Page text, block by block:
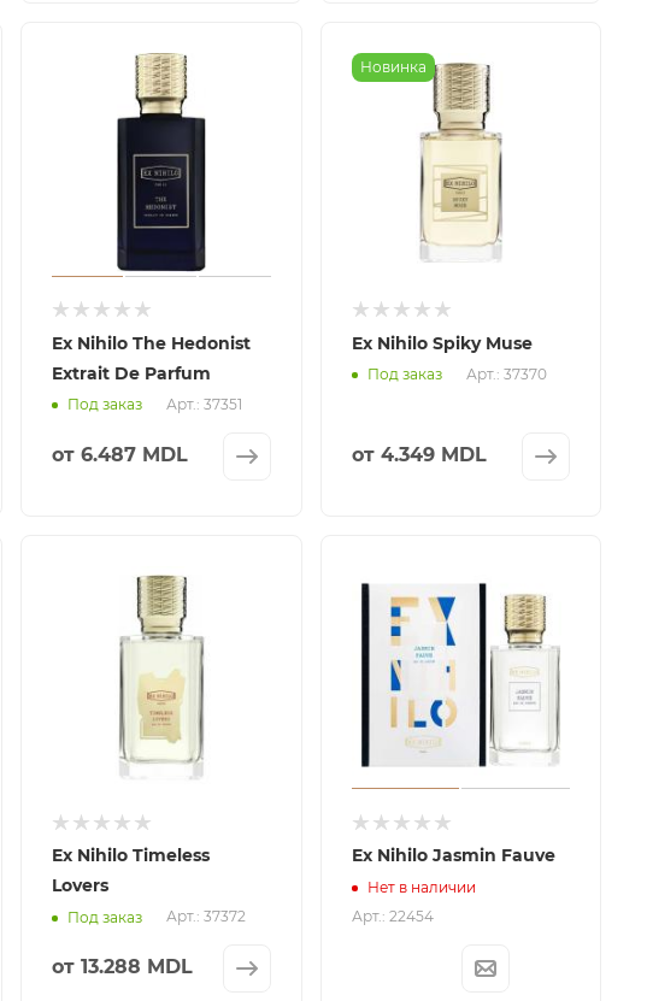
Ex Nihilo The Hedonist
Extrait De Parfum
Под заказ Арт.: 37351
от 6.487 MDL
Новинка
Ex Nihilo Spiky Muse
Под заказ Арт.: 37370
от 4.349 MDL
Ex Nihilo Timeless
Lovers
Под заказ Арт.: 37372
от 13.288 MDL
Ex Nihilo Jasmin Fauve
Нет в наличии
Арт.: 22454